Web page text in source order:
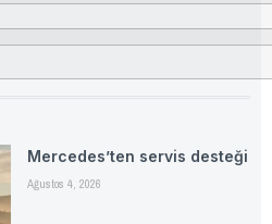
Mercedes’ten servis desteği
Ağustos 4, 2026